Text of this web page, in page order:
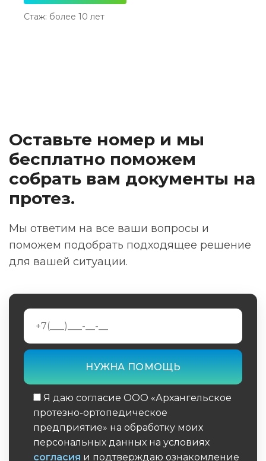
Стаж: более 10 лет
Оставьте номер и мы
бесплатно поможем
собрать вам документы на
протез.
Мы ответим на все ваши вопросы и
поможем подобрать подходящее решение
для вашей ситуации.
Я даю согласие ООО «Архангельское
протезно-ортопедическое
предприятие» на обработку моих
персональных данных на условиях
согласия и подтверждаю ознакомление